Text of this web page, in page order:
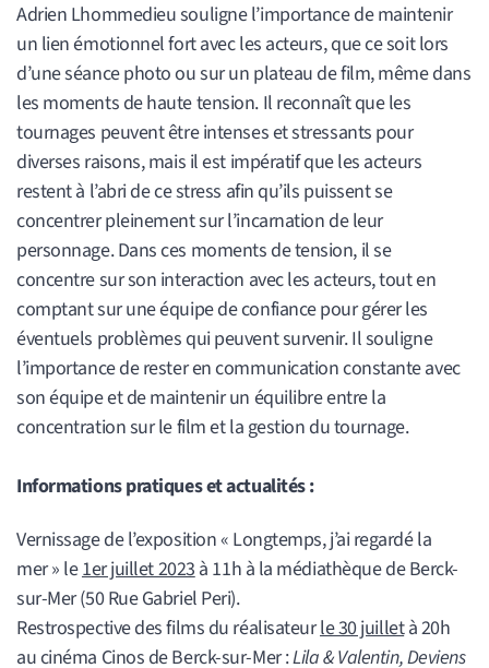
Adrien Lhommedieu souligne l’importance de maintenir
un lien émotionnel fort avec les acteurs, que ce soit lors
d’une séance photo ou sur un plateau de film, même dans
les moments de haute tension. Il reconnaît que les
tournages peuvent être intenses et stressants pour
diverses raisons, mais il est impératif que les acteurs
restent à l’abri de ce stress afin qu’ils puissent se
concentrer pleinement sur l’incarnation de leur
personnage. Dans ces moments de tension, il se
concentre sur son interaction avec les acteurs, tout en
comptant sur une équipe de confiance pour gérer les
éventuels problèmes qui peuvent survenir. Il souligne
l’importance de rester en communication constante avec
son équipe et de maintenir un équilibre entre la
concentration sur le film et la gestion du tournage.
Informations pratiques et actualités :
Vernissage de l’exposition « Longtemps, j’ai regardé la
mer » le1er juillet 2023 à 11h à la médiathèque de Berck-
sur-Mer (50 Rue Gabriel Peri).
Restrospective des films du réalisateurle 30 juilletà 20h
au cinéma Cinos de Berck-sur-Mer :Lila & Valentin, Deviens